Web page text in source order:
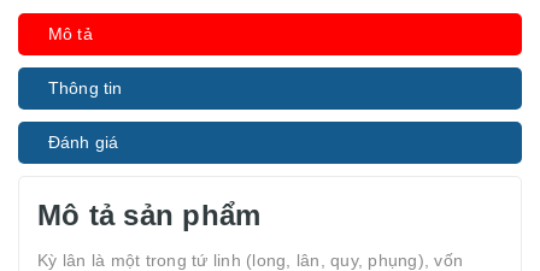
Mô tả
Thông tin
Đánh giá
Mô tả sản phẩm
Kỳ lân là một trong tứ linh (long, lân, quy, phụng), vốn